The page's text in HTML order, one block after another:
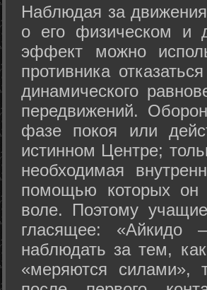
Hаблюдая за
о его физическом и
эффект можно
противника
динамического
передвижений.
фазе покоя или
истинном Центре;
необходимая
помощью которых он
воле. Поэтому
гласящее: «Айкидо
наблюдать за тем,
«меряются силами»,